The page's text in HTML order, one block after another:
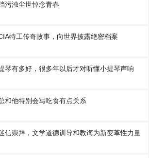
污浊尘世悼念青春
特工传奇故事，向世界披露绝密档案
琴有多好，很多年以后才对听懂小提琴声响
和他特别会写吃食有点关系
信崇拜，文学道德训导和教诲为新变革性力量